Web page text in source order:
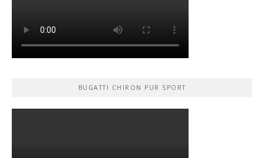
BUGATTI CHIRON PUR SPORT